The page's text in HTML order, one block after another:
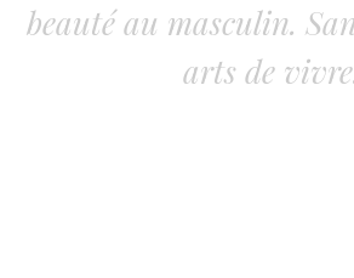
beauté au masculin.
arts de